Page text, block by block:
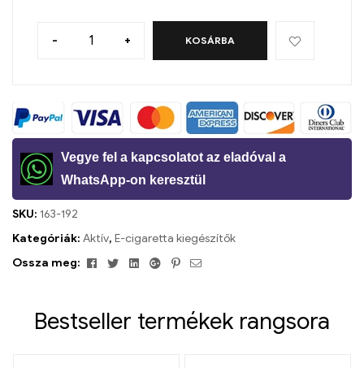
- + KOSÁRBA
Vegye fel a kapcsolatot az eladóval a
WhatsApp-on keresztül
SKU: 163-192
Kategóriák: Aktív, E-cigaretta kiegészítők
Ossza meg:
FacebookTwitterLinkedinGoogle+Pinterest
Email
Bestseller termékek rangsora